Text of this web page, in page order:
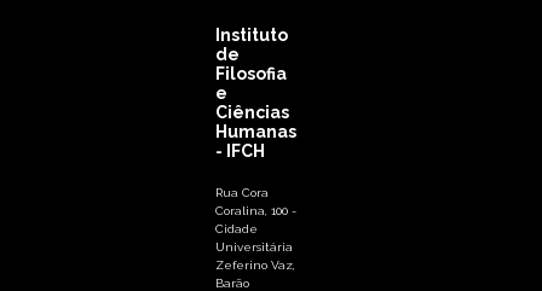
Instituto
de
Filosofia
e
Ciências
Humanas
- IFCH
Rua Cora
Coralina, 100 -
Cidade
Universitária
Zeferino Vaz,
Barão